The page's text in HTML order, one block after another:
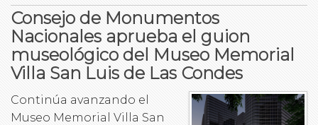
Consejo de Monumentos
Nacionales aprueba el guion
museológico del Museo Memorial
Villa San Luis de Las Condes
Continúa avanzando el
Museo Memorial Villa San